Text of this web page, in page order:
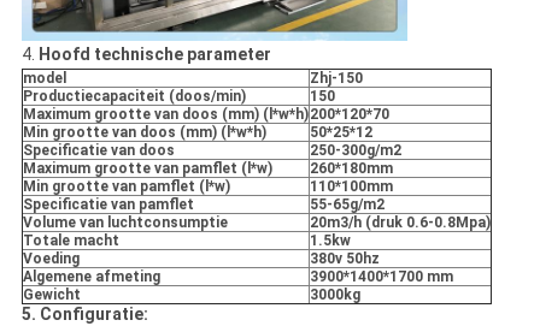
4. Hoofd technische parameter
model
Zhj-150
Productiecapaciteit (doos/min)
150
Maximum grootte van doos (mm) (l*w*h)200*120*70
Min grootte van doos (mm) (l*w*h)
50*25*12
Specificatie van doos
250-300g/m2
Maximum grootte van pamflet (l*w)
260*180mm
Min grootte van pamflet (l*w)
110*100mm
Specificatie van pamflet
55-65g/m2
Volume van luchtconsumptie
20m3/h (druk 0.6-0.8Mpa)
Totale macht
1.5kw
Voeding
380v 50hz
Algemene afmeting
3900*1400*1700 mm
Gewicht
3000kg
5. Configuratie: